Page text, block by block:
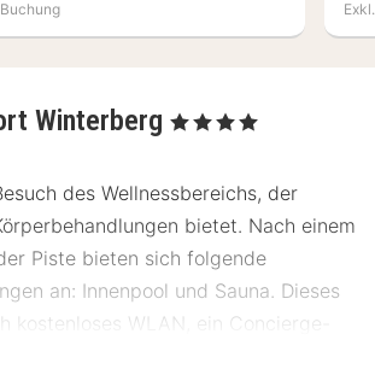
Winterberg , 4 Sterne
des Wellnessbereichs, der
bietet. Nach einem
Piste bieten sich folgende
an: Innenpool und Sauna. Dieses
kostenloses WLAN, ein Concierge-